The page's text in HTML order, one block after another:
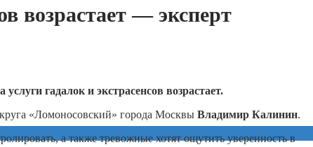
возрастает — эксперт
гадалок и экстрасенсов возрастает.
«Ломоносовский» города Москвы Владимир Калинин.
а также тревожные хотят ощутить уверенность в